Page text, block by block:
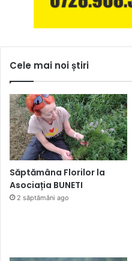
Cele mai noi știri
Săptămâna Florilor la
Asociația BUNETI
2 săptămâni ago